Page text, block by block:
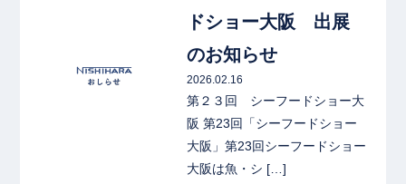
ドショー大阪 出展
のお知らせ
2026.02.16
第２３回 シーフードショー大
阪 第23回「シーフードショー
大阪」第23回シーフードショー
大阪は魚・シ […]